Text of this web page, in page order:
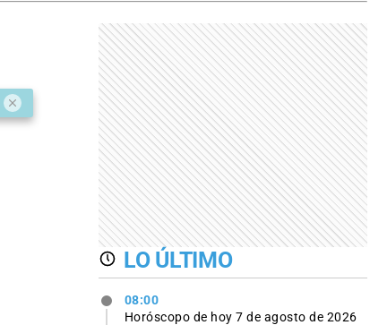
LO ÚLTIMO
08:00
Horóscopo de hoy 7 de agosto de 2026